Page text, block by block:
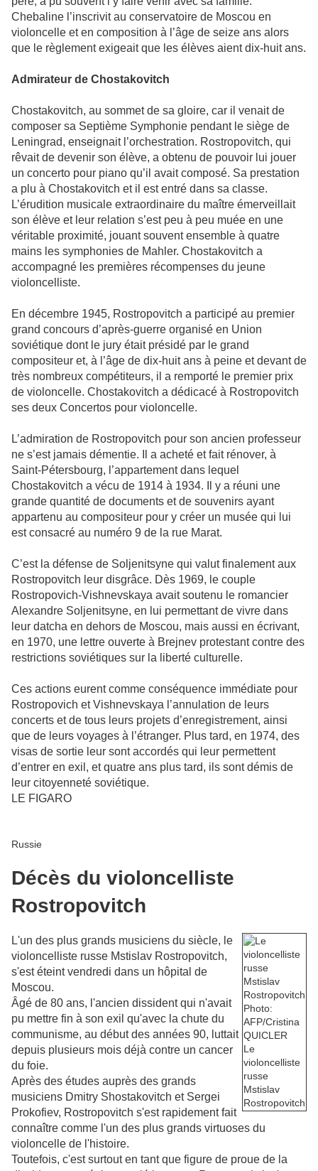
Chebaline l’inscrivit au conservatoire de Moscou en
violoncelle et en composition à l’âge de seize ans alors
que le règlement exigeait que les élèves aient dix-huit ans.
Admirateur de Chostakovitch
Chostakovitch, au sommet de sa gloire, car il venait de
composer sa Septième Symphonie pendant le siège de
Leningrad, enseignait l’orchestration. Rostropovitch, qui
rêvait de devenir son élève, a obtenu de pouvoir lui jouer
un concerto pour piano qu’il avait composé. Sa prestation
a plu à Chostakovitch et il est entré dans sa classe.
L’érudition musicale extraordinaire du maître émerveillait
son élève et leur relation s’est peu à peu muée en une
véritable proximité, jouant souvent ensemble à quatre
mains les symphonies de Mahler. Chostakovitch a
accompagné les premières récompenses du jeune
violoncelliste.
En décembre 1945, Rostropovitch a participé au premier
grand concours d’après-guerre organisé en Union
soviétique dont le jury était présidé par le grand
compositeur et, à l’âge de dix-huit ans à peine et devant de
très nombreux compétiteurs, il a remporté le premier prix
de violoncelle. Chostakovitch a dédicacé à Rostropovitch
ses deux Concertos pour violoncelle.
L’admiration de Rostropovitch pour son ancien professeur
ne s’est jamais démentie. Il a acheté et fait rénover, à
Saint-Pétersbourg, l’appartement dans lequel
Chostakovitch a vécu de 1914 à 1934. Il y a réuni une
grande quantité de documents et de souvenirs ayant
appartenu au compositeur pour y créer un musée qui lui
est consacré au numéro 9 de la rue Marat.
C’est la défense de Soljenitsyne qui valut finalement aux
Rostropovitch leur disgrâce. Dès 1969, le couple
Rostropovich-Vishnevskaya avait soutenu le romancier
Alexandre Soljenitsyne, en lui permettant de vivre dans
leur datcha en dehors de Moscou, mais aussi en écrivant,
en 1970, une lettre ouverte à Brejnev protestant contre des
restrictions soviétiques sur la liberté culturelle.
Ces actions eurent comme conséquence immédiate pour
Rostropovich et Vishnevskaya l’annulation de leurs
concerts et de tous leurs projets d’enregistrement, ainsi
que de leurs voyages à l’étranger. Plus tard, en 1974, des
visas de sortie leur sont accordés qui leur permettent
d’entrer en exil, et quatre ans plus tard, ils sont démis de
leur citoyenneté soviétique.
LE FIGARO
Russie
Décès du violoncelliste
Rostropovitch
Photo:
AFP/Cristina
QUICLER
Le
violoncelliste
russe
Mstislav
Rostropovitch
L'un des plus grands musiciens du siècle, le
violoncelliste russe Mstislav Rostropovitch,
s'est éteint vendredi dans un hôpital de
Moscou.
Âgé de 80 ans, l'ancien dissident qui n'avait
pu mettre fin à son exil qu'avec la chute du
communisme, au début des années 90, luttait
depuis plusieurs mois déjà contre un cancer
du foie.
Après des études auprès des grands
musiciens Dmitry Shostakovitch et Sergei
Prokofiev, Rostropovitch s'est rapidement fait
connaître comme l'un des plus grands virtuoses du
violoncelle de l'histoire.
Toutefois, c'est surtout en tant que figure de proue de la